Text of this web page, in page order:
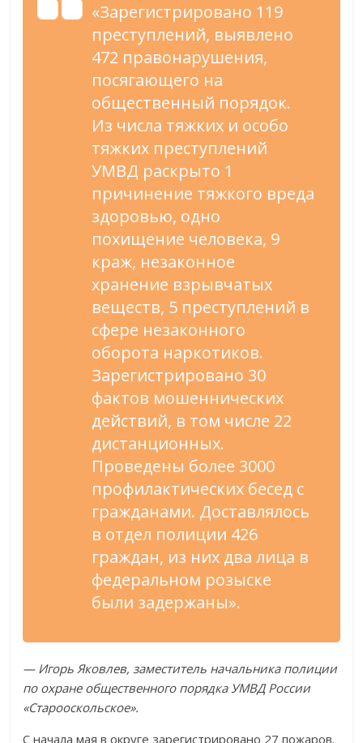
«Зарегистрировано 119
преступлений, выявлено
472 правонарушения,
посягающего на
общественный порядок.
Из числа тяжких и особо
тяжких преступлений
УМВД раскрыто 1
причинение тяжкого вреда
здоровью, одно
похищение человека, 9
краж, незаконное
хранение взрывчатых
веществ, 5 преступлений в
сфере незаконного
оборота наркотиков.
Зарегистрировано 30
фактов мошеннических
действий, в том числе 22
дистанционных.
Проведены более 3000
профилактических бесед с
гражданами. Доставлялось
в отдел полиции 426
граждан, из них два лица в
федеральном розыске
были задержаны».
— Игорь Яковлев, заместитель начальника полиции
по охране общественного порядка УМВД России
«Старооскольское».
С начала мая в округе зарегистрировано 27 пожаров.